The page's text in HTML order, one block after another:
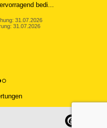
bedi...
31.07.2026
31.07.2026